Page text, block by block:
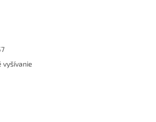
vyšívanie